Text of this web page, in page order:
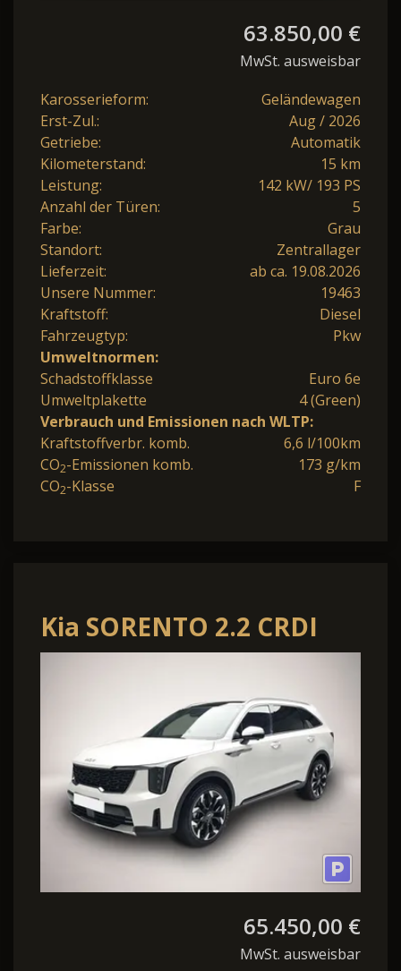
63.850,00 €
MwSt. ausweisbar
Karosserieform:
Geländewagen
Erst-Zul.:
Aug / 2026
Getriebe:
Automatik
Kilometerstand:
15 km
Leistung:
142 kW/ 193 PS
Anzahl der Türen:
5
Farbe:
Grau
Standort:
Zentrallager
Lieferzeit:
ab ca. 19.08.2026
Unsere Nummer:
19463
Kraftstoff:
Diesel
Fahrzeugtyp:
Pkw
Umweltnormen:
Schadstoffklasse
Euro 6e
Umweltplakette
4 (Green)
Verbrauch und Emissionen nach WLTP:
Kraftstoffverbr. komb.
6,6 l/100km
CO2-Emissionen komb.
173 g/km
CO2-Klasse F
Kia SORENTO 2.2 CRDI
AWD DCT8 PLATINUM
MJ26 LEDER NA
65.450,00 €
MwSt. ausweisbar